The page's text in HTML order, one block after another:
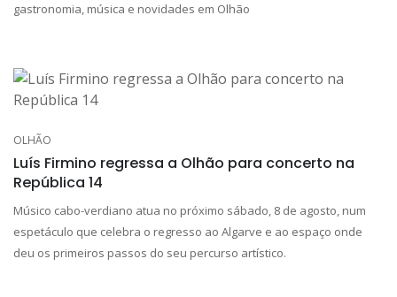
gastronomia, música e novidades em Olhão
OLHÃO
Luís Firmino regressa a Olhão para concerto na
República 14
Músico cabo-verdiano atua no próximo sábado, 8 de agosto, num
espetáculo que celebra o regresso ao Algarve e ao espaço onde
deu os primeiros passos do seu percurso artístico.